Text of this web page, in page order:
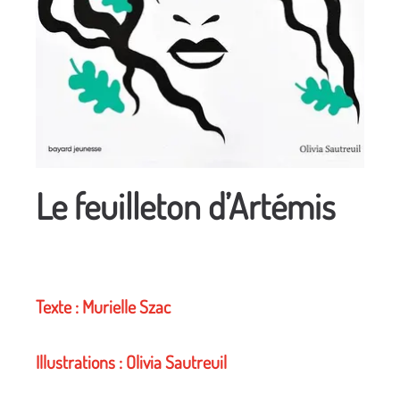
Le feuilleton d’Artémis
Texte : Murielle Szac
Illustrations : Olivia Sautreuil